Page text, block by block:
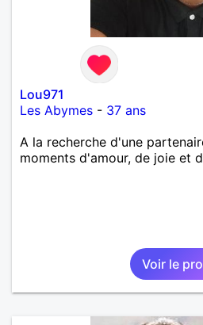
Lou971
Les Abymes - 37 ans
A la recherche d'une
moments d'amour, de joie et
Voir le